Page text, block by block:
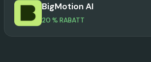
BigMotion AI
20 % RABATT